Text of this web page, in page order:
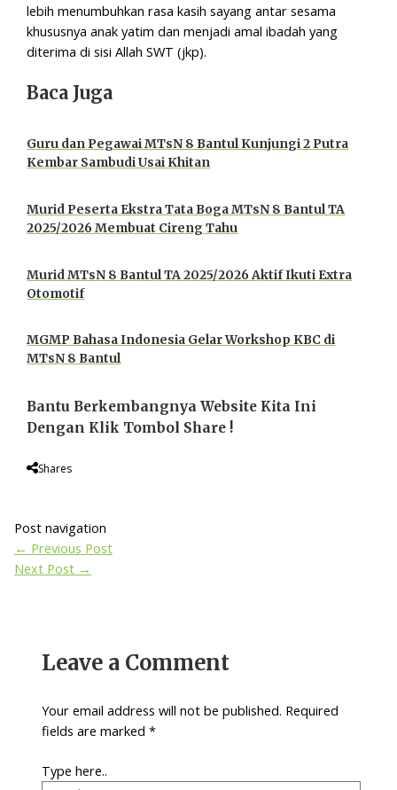
lebih menumbuhkan rasa kasih sayang antar sesama
khususnya anak yatim dan menjadi amal ibadah yang
diterima di sisi Allah SWT (jkp).
Baca Juga
Guru dan Pegawai MTsN 8 Bantul Kunjungi 2 Putra
Kembar Sambudi Usai Khitan
Murid Peserta Ekstra Tata Boga MTsN 8 Bantul TA
2025/2026 Membuat Cireng Tahu
Murid MTsN 8 Bantul TA 2025/2026 Aktif Ikuti Extra
Otomotif
MGMP Bahasa Indonesia Gelar Workshop KBC di
MTsN 8 Bantul
Bantu Berkembangnya Website Kita Ini
Dengan Klik Tombol Share !
Shares
Post navigation
← Previous Post
Next Post →
Leave a Comment
Your email address will not be published. Required
fields are marked*
Type here..